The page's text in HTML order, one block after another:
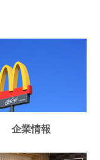
企業情報